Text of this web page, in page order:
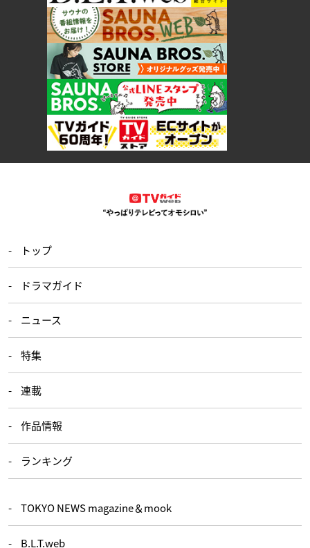
トップ
ドラマガイド
ニュース
特集
連載
作品情報
ランキング
TOKYO NEWS magazine＆mook
B.L.T.web